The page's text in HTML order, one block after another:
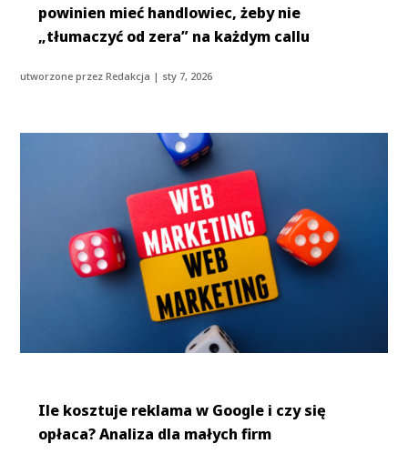
powinien mieć handlowiec, żeby nie
„tłumaczyć od zera” na każdym callu
utworzone przezRedakcja | sty 7, 2026
Ile kosztuje reklama w Google i czy się
opłaca? Analiza dla małych firm